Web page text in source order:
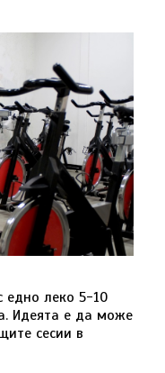
едно леко 5-10
Идеята е да може
сесии в